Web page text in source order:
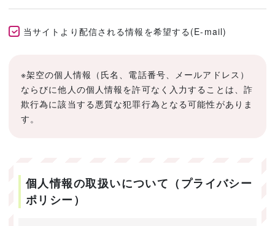
当サイトより配信される情報を希望する(E-mail)
※架空の個人情報（氏名、電話番号、メールアドレス）
ならびに他人の個人情報を許可なく入力することは、詐
欺行為に該当する悪質な犯罪行為となる可能性がありま
す。
個人情報の取扱いについて（プライバシー
ポリシー）